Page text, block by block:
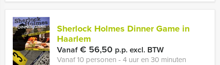
Sherlock Holmes Dinner Game in
Haarlem
Vanaf€ 56,50 p.p. excl. BTW
Vanaf 10 personen ‐ 4 uur en 30 minuten